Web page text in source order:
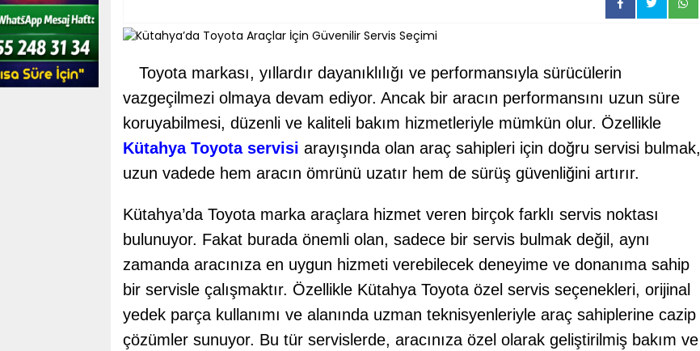
Toyota markası, yıllardır dayanıklılığı ve performansıyla sürücülerin
vazgeçilmezi olmaya devam ediyor. Ancak bir aracın performansını uzun süre
koruyabilmesi, düzenli ve kaliteli bakım hizmetleriyle mümkün olur. Özellikle
Kütahya Toyota servisi arayışında olan araç sahipleri için doğru servisi bulmak,
uzun vadede hem aracın ömrünü uzatır hem de sürüş güvenliğini artırır.
Kütahya’da Toyota marka araçlara hizmet veren birçok farklı servis noktası
bulunuyor. Fakat burada önemli olan, sadece bir servis bulmak değil, aynı
zamanda aracınıza en uygun hizmeti verebilecek deneyime ve donanıma sahip
bir servisle çalışmaktır. Özellikle Kütahya Toyota özel servis seçenekleri, orijinal
yedek parça kullanımı ve alanında uzman teknisyenleriyle araç sahiplerine cazip
çözümler sunuyor. Bu tür servislerde, aracınıza özel olarak geliştirilmiş bakım ve